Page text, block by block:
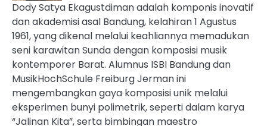
Dody Satya Ekagustdiman adalah komponis inovatif
dan akademisi asal Bandung, kelahiran 1 Agustus
1961, yang dikenal melalui keahliannya memadukan
seni karawitan Sunda dengan komposisi musik
kontemporer Barat. Alumnus ISBI Bandung dan
MusikHochSchule Freiburg Jerman ini
mengembangkan gaya komposisi unik melalui
eksperimen bunyi polimetrik, seperti dalam karya
“Jalinan Kita”, serta bimbingan maestro